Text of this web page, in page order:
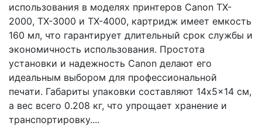
использования в моделях принтеров Canon TX-
2000, TX-3000 и TX-4000, картридж имеет емкость
160 мл, что гарантирует длительный срок службы и
экономичность использования. Простота
установки и надежность Canon делают его
идеальным выбором для профессиональной
печати. Габариты упаковки составляют 14x5x14 см,
а вес всего 0.208 кг, что упрощает хранение и
транспортировку....